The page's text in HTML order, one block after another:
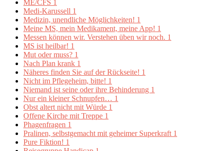
ME/CFS 1
Medi-Karussell 1
Medizin, unendliche Möglichkeiten! 1
Meine MS, mein Medikament, meine App! 1
Messen können wir. Verstehen üben wir noch. 1
MS ist heilbar! 1
Mut oder muss? 1
Nach Plan krank 1
Näheres finden Sie auf der Rückseite! 1
Nicht im Pflegeheim, bitte! 1
Niemand ist seine oder ihre Behinderung 1
Nur ein kleiner Schnupfen… 1
Obst altert nicht mit Würde 1
Offene Kirche mit Treppe 1
Phagenfragen 1
Pralinen, selbstgemacht mit geheimer Superkraft 1
Pure Fiktion! 1